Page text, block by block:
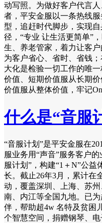
动写照。为做好客户代言
者，平安金服以一条热线
型，追赶时代脚步，实现
径，“专业 让生活更简单”
生、养老管家，着力让客
为客户省心、省时、省钱
大化是检验一切工作的唯
价值、短期价值服从长期
价值服从整体价值，牢记
什么是“音服
“音服计划”是平安金服在
服业务用“声音”服务客户
服计划”，构建“1＋N”公
长。截止26年3月，累计在
动，覆盖深圳、上海、苏
南、内江等全国九地。已
伴，帮助超4w 名特及贫困
个智慧空间，捐赠钢琴、